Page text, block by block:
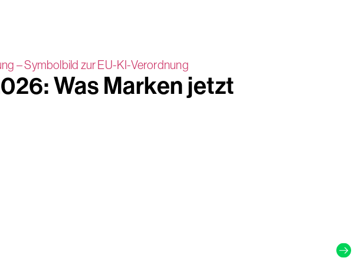
Was Marken jetzt